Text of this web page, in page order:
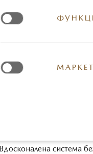
безпеки:
гальм
при
зусиль
при екстреному
ACTIVSENSE
система